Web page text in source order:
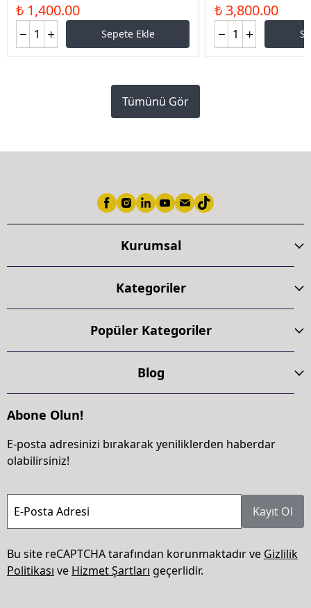
₺ 1,400.00
Sepete Ekle
₺ 3,800.00
Tümünü Gör
Kurumsal
Kategoriler
Popüler Kategoriler
Blog
Abone Olun!
E-posta adresinizi bırakarak yeniliklerden haberdar
olabilirsiniz!
E-Posta Adresi Kayıt Ol
Bu site reCAPTCHA tarafından korunmaktadır ve Gizlilik
Politikası ve Hizmet Şartları geçerlidir.